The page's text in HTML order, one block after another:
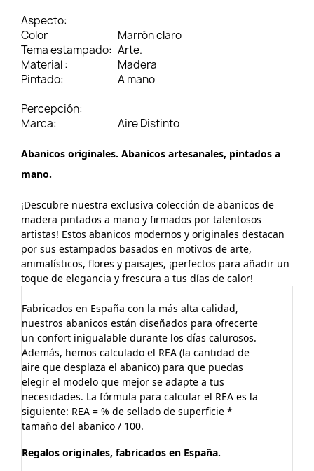
Aspecto:
Color
Marrón claro
Tema estampado: Arte.
Material :
Madera
Pintado:
A mano
Percepción:
Marca:
Aire Distinto
Abanicos originales. Abanicos artesanales, pintados a
mano.
¡Descubre nuestra exclusiva colección de abanicos de
madera pintados a mano y firmados por talentosos
artistas! Estos abanicos modernos y originales destacan
por sus estampados basados en motivos de arte,
animalísticos, flores y paisajes, ¡perfectos para añadir un
toque de elegancia y frescura a tus días de calor!
Fabricados en España con la más alta calidad,
nuestros abanicos están diseñados para ofrecerte
un confort inigualable durante los días calurosos.
Además, hemos calculado el REA (la cantidad de
aire que desplaza el abanico) para que puedas
elegir el modelo que mejor se adapte a tus
necesidades. La fórmula para calcular el REA es la
siguiente: REA = % de sellado de superficie *
tamaño del abanico / 100.
Regalos originales, fabricados en España.